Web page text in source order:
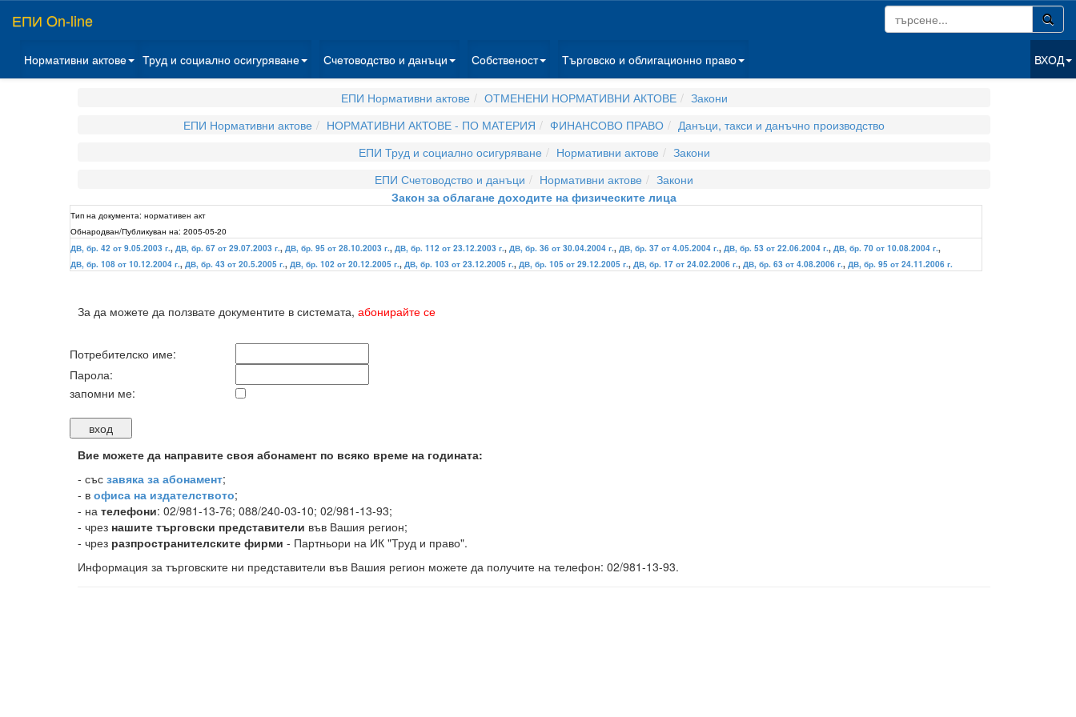
ЕПИ On-line
Нормативни актове Труд и социално осигуряване Счетоводство и данъци Собственост Търговско и облигационно право ВХОД
ЕПИ Нормативни актове ОТМЕНЕНИ НОРМАТИВНИ АКТОВЕ
Закони
ЕПИ Нормативни актове
НОРМАТИВНИ АКТОВЕ - ПО МАТЕРИЯ ФИНАНСОВО ПРАВО
Данъци, такси и данъчно производство
ЕПИ Труд и социално осигуряване
Нормативни актове
Закони
ЕПИ Счетоводство и данъци
Нормативни актове
Закони
Закон за облагане доходите на физическите лица
Тип на документа: нормативен акт
Обнародван/Публикуван на: 2005-05-20
ДВ, бр. 42 от 9.05.2003 г., ДВ, бр. 67 от 29.07.2003 г., ДВ, бр. 95 от 28.10.2003 г., ДВ, бр. 112 от 23.12.2003 г., ДВ, бр. 36 от 30.04.2004 г., ДВ, бр. 37 от 4.05.2004 г., ДВ, бр. 53 от 22.06.2004 г., ДВ, бр. 70 от 10.08.2004 г.,
ДВ, бр. 108 от 10.12.2004 г., ДВ, бр. 43 от 20.5.2005 г., ДВ, бр. 102 от 20.12.2005 г., ДВ, бр. 103 от 23.12.2005 г., ДВ, бр. 105 от 29.12.2005 г., ДВ, бр. 17 от 24.02.2006 г., ДВ, бр. 63 от 4.08.2006 г., ДВ, бр. 95 от 24.11.2006 г.
За да можете да ползвате документите в системата, абонирайте се
Потребителско име:
Парола:
запомни ме:
Вие можете да направите своя абонамент по всяко време на годината:
- със завяка за абонамент;
- в офиса на издателството;
- на телефони: 02/981-13-76; 088/240-03-10; 02/981-13-93;
- чрез нашите търговски представители във Вашия регион;
- чрез разпространителските фирми - Партньори на ИК "Труд и право".
Информация за търговските ни представители във Вашия регион можете да получите на телефон: 02/981-13-93.